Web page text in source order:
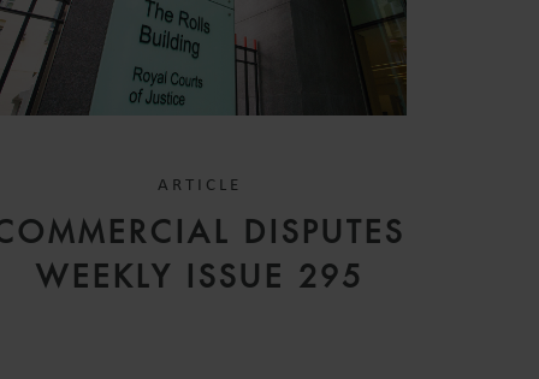
ARTICLE
DISPUTES
WEEKLY ISSUE 295